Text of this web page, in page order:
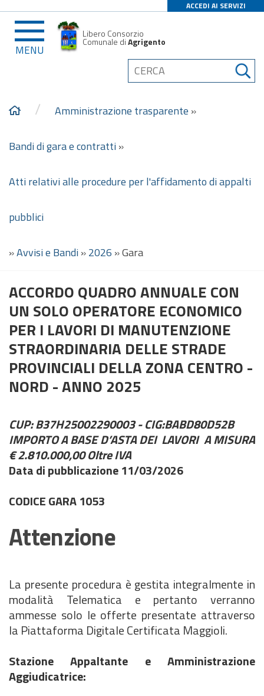
ACCEDI AI SERVIZI
MENU
Libero Consorzio
Comunale diAgrigento
/ Amministrazione trasparente »
Bandi di gara e contratti»
Atti relativi alle procedure per l'affidamento di appalti
pubblici
»Avvisi e Bandi»2026 »Gara
ACCORDO QUADRO ANNUALE CON
UN SOLO OPERATORE ECONOMICO
PER I LAVORI DI MANUTENZIONE
STRAORDINARIA DELLE STRADE
PROVINCIALI DELLA ZONA CENTRO -
NORD - ANNO 2025
CUP: B37H25002290003 - CIG:BABD80D52B
IMPORTO A BASE D’ASTA DEI LAVORI A MISURA
€2.810.000,00Oltre IVA
Data di pubblicazione 11/03/2026
CODICE GARA 1053
Attenzione
La presente procedura è gestita integralmente in
modalità Telematica e pertanto verranno
ammesse solo le offerte presentate attraverso
la Piattaforma Digitale Certificata Maggioli.
Stazione Appaltante e Amministrazione
Aggiudicatrice: